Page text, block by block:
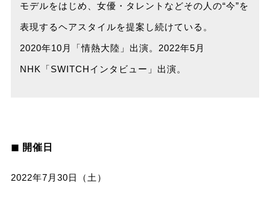
モデルをはじめ、女優・タレントなどその人の“今”を
表現するヘアスタイルを提案し続けている。
2020年10月「情熱大陸」出演。2022年5月
NHK「SWITCHインタビュー」出演。
◼︎ 開催日
2022年7月30日（土）